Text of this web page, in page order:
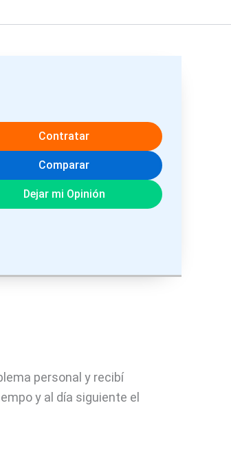
Contratar
Comparar
Dejar mi Opinión
personal y recibí
y al día siguiente el